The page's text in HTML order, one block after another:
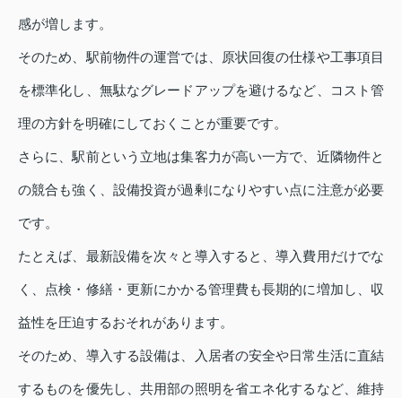
感が増します。
そのため、駅前物件の運営では、原状回復の仕様や工事項目
を標準化し、無駄なグレードアップを避けるなど、コスト管
理の方針を明確にしておくことが重要です。
さらに、駅前という立地は集客力が高い一方で、近隣物件と
の競合も強く、設備投資が過剰になりやすい点に注意が必要
です。
たとえば、最新設備を次々と導入すると、導入費用だけでな
く、点検・修繕・更新にかかる管理費も長期的に増加し、収
益性を圧迫するおそれがあります。
そのため、導入する設備は、入居者の安全や日常生活に直結
するものを優先し、共用部の照明を省エネ化するなど、維持